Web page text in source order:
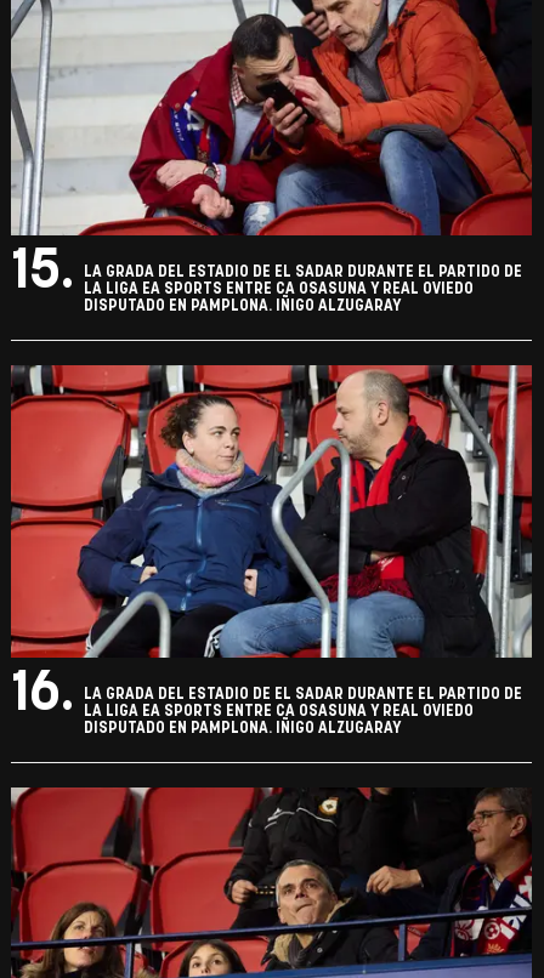
15.
LA GRADA DEL ESTADIO DE EL SADAR DURANTE EL PARTIDO DE
LA LIGA EA SPORTS ENTRE CA OSASUNA Y REAL OVIEDO
DISPUTADO EN PAMPLONA. IÑIGO ALZUGARAY
16.
LA GRADA DEL ESTADIO DE EL SADAR DURANTE EL PARTIDO DE
LA LIGA EA SPORTS ENTRE CA OSASUNA Y REAL OVIEDO
DISPUTADO EN PAMPLONA. IÑIGO ALZUGARAY